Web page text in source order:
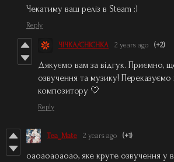
Чекатиму ваш реліз в Steam :)
Reply
ЧІЧКА/CHICHKA 2 years ago (+2)
Дякуємо вам за відгук. Приємно,
озвучення та музику!
композитору 🤍
Reply
Tea_Mate 2 years ago (+1)
оаоаоаоаоао, яке круте озвучення у